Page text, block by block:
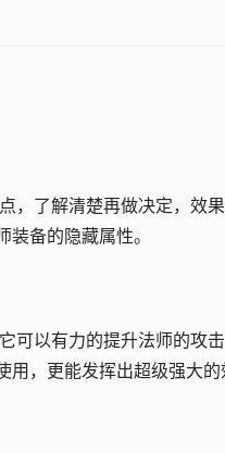
了解清楚再做决定，效
备的隐藏属性。
以有力的提升法师的攻
，更能发挥出超级强大